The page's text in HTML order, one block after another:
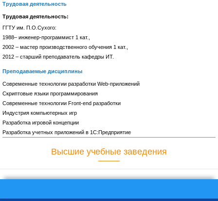
Трудовая деятельность
Трудовая деятельность:
ГГТУ им. П.О.Сухого:
1988– инженер-программист 1 кат.,
2002 – мастер производственного обучения 1 кат.,
2012 – старший преподаватель кафедры ИТ.
Преподаваемые дисциплины
Современные технологии разработки Web-приложений
Скриптовые языки программирования
Современные технологии Front-end разработки
Индустрия компьютерных игр
Разработка игровой концепции
Разработка учетных приложений в 1С:Предприятие
Высшие учебные заведения